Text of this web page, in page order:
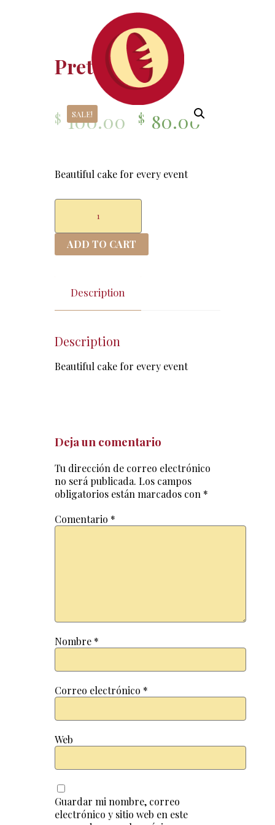
Pretty Cake
SALE!
$ 100.00 $ 80.00
Beautiful cake for every event
Pretty
quantity
ADD TO CART
Description
Description
Beautiful cake for every event
Deja un comentario
Tu dirección de correo electrónico
no será publicada. Los campos
obligatorios están marcados con *
Comentario *
Nombre *
Correo electrónico *
Web
Guardar mi nombre, correo
electrónico y sitio web en este